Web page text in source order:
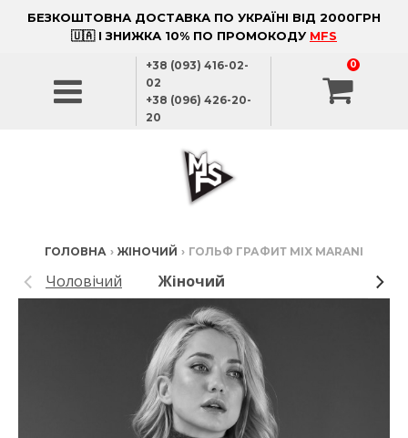
БЕЗКОШТОВНА ДОСТАВКА ПО УКРАЇНІ ВІД 2000ГРН
🇺🇦 І ЗНИЖКА 10% ПО ПРОМОКОДУ MFS
+38 (093) 416-02-
02
+38 (096) 426-20-
20
0
ГОЛОВНА › ЖІНОЧИЙ › ГОЛЬФ ГРАФИТ MIX MARANI
Чоловічий Жіночий